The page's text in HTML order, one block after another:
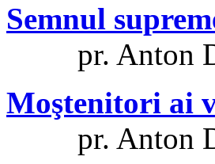
Semnul
pr. Anton
Moştenitori ai
pr. Anton